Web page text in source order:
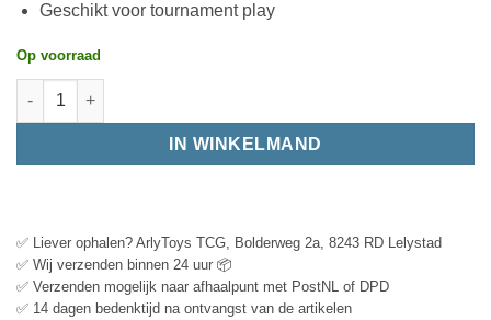
Geschikt voor tournament play
Op voorraad
IN WINKELMAND
✅ Liever ophalen? ArlyToys TCG, Bolderweg 2a, 8243 RD Lelystad
✅ Wij verzenden binnen 24 uur 📦
✅ Verzenden mogelijk naar afhaalpunt met PostNL of DPD
✅ 14 dagen bedenktijd na ontvangst van de artikelen